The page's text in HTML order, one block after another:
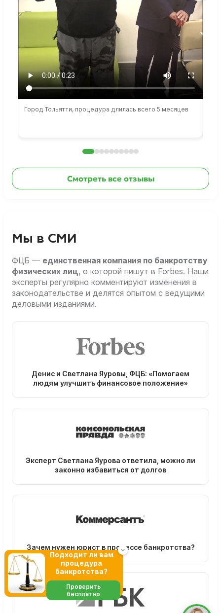
Город Тольятти, процедура длилась всего 5 месяцев
Смотреть все отзывы
Мы в СМИ
ФЦБ — единственная компания по банкротству
физических лиц, о которой пишут в Forbes. Наши
эксперты регулярно комментируют изменения в
законодательстве и делятся опытом с ведущими
деловыми изданиями.
Денис и Светлана Яуровы, ФЦБ: «Помогаем
людям улучшить финансовое положение»
Эксперт Светлана Яурова ответила, можно ли
законно избавиться от долгов
Зачем нужен юрист в процессе банкротства?
Подходит ли вам
процедура
банкротства?
Проверить
бесплатно